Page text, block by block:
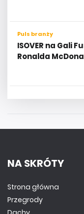
Puls branży
ISOVER na Gali
Ronalda
NA SKRÓTY
Strona główna
Przegrody